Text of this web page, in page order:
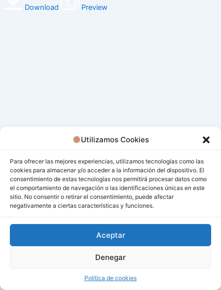
Utilizamos Cookies
Para ofrecer las mejores experiencias, utilizamos tecnologías como las
cookies para almacenar y/o acceder a la información del dispositivo. El
consentimiento de estas tecnologías nos permitirá procesar datos como
el comportamiento de navegación o las identificaciones únicas en este
sitio. No consentir o retirar el consentimiento, puede afectar
negativamente a ciertas características y funciones.
Aceptar
Denegar
Política de cookies
Download Preview
Todos los derechos © 2026 San Miguel De Los Bancos |